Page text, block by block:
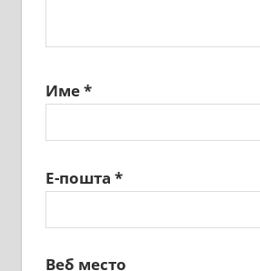
Име*
Е-пошта *
Веб место